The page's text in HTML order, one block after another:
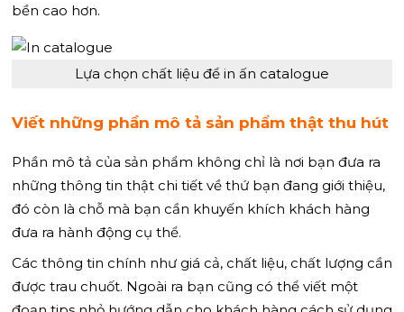
bền cao hơn.
Lựa chọn chất liệu để in ấn catalogue
Viết những phần mô tả sản phẩm thật thu hút
Phần mô tả của sản phẩm không chỉ là nơi bạn đưa ra
những thông tin thật chi tiết về thứ bạn đang giới thiệu,
đó còn là chỗ mà bạn cần khuyến khích khách hàng
đưa ra hành động cụ thể.
Các thông tin chính như giá cả, chất liệu, chất lượng cần
được trau chuốt. Ngoài ra bạn cũng có thể viết một